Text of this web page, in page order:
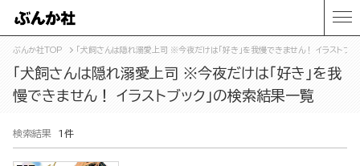
ぶんか社TOP 「犬飼さんは隠れ溺愛上司 ※今夜だけは「好き」を我慢できません！ イラストブ
「犬飼さんは隠れ溺愛上司 ※今夜だけは「好き」を我
慢できません！ イラストブック」の検索結果一覧
検索結果 1件